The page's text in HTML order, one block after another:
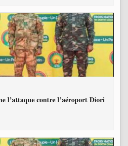
l’attaque contre l’aéroport Diori